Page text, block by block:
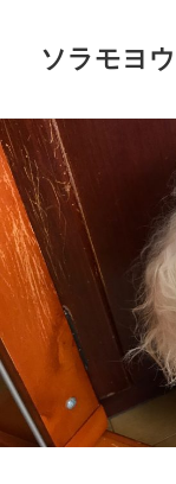
ソラモヨウ